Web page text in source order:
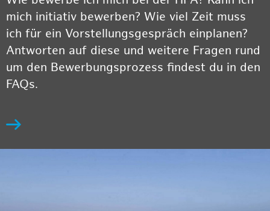
mich initiativ bewerben? Wie viel Zeit muss
ich für ein Vorstellungsgespräch einplanen?
Antworten auf diese und weitere Fragen rund
um den Bewerbungsprozess findest du in den
FAQs.